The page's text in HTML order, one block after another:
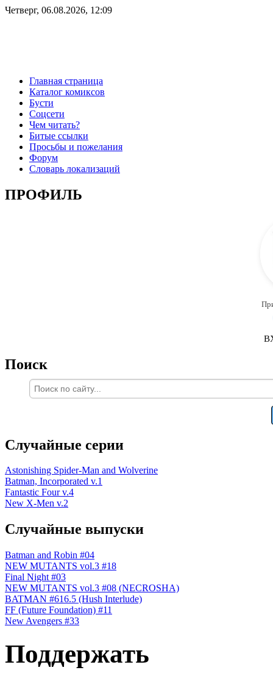
Четверг, 06.08.2026, 12:09
Главная страница
Каталог комиксов
Бусти
Соцсети
Чем читать?
Битые ссылки
Просьбы и пожелания
Форум
Словарь локализаций
ПРОФИЛЬ
Поиск
Случайные серии
Astonishing Spider-Man and Wolverine
Batman, Incorporated v.1
Fantastic Four v.4
New X-Men v.2
Случайные выпуски
Batman and Robin #04
NEW MUTANTS vol.3 #18
Final Night #03
NEW MUTANTS vol.3 #08 (NECROSHA)
BATMAN #616.5 (Hush Interlude)
FF (Future Foundation) #11
New Avengers #33
Поддержать